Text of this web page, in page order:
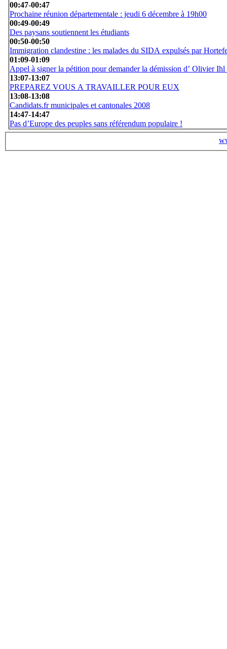
00:47-00:47
Prochaine réunion départementale : jeudi 6 décembre à 19h00
00:49-00:49
Des paysans soutiennent les étudiants
00:50-00:50
Immigration clandestine : les malades du SIDA expulsés par
01:09-01:09
Appel à signer la pétition pour demander la démission d’ Olivier Ihl
13:07-13:07
PREPAREZ VOUS A TRAVAILLER POUR EUX
13:08-13:08
Candidats.fr municipales et cantonales 2008
14:47-14:47
Pas d’Europe des peuples sans référendum populaire !